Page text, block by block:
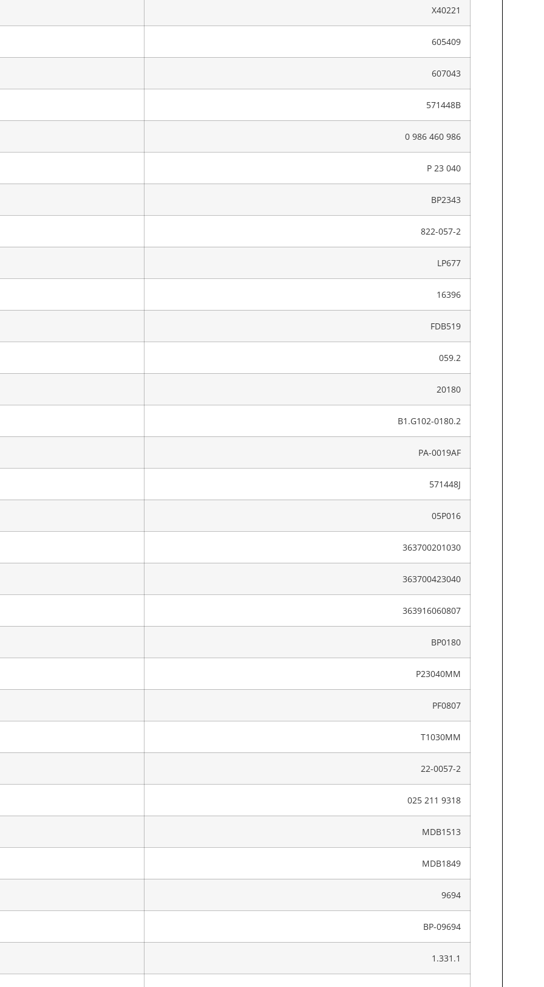
X40221
605409
607043
571448B
0 986 460 986
P 23 040
BP2343
822-057-2
LP677
16396
FDB519
059.2
20180
B1.G102-0180.2
PA-0019AF
571448J
05P016
363700201030
363700423040
363916060807
BP0180
P23040MM
PF0807
T1030MM
22-0057-2
025 211 9318
MDB1513
MDB1849
9694
BP-09694
1.331.1